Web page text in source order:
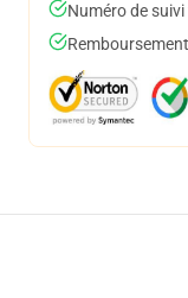
Numéro de